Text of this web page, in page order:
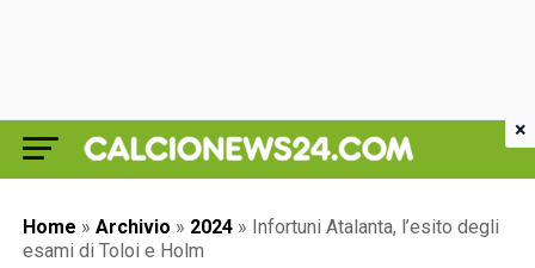
Home » Archivio » 2024 » Infortuni Atalanta, l’esito degli
esami di Toloi e Holm
×